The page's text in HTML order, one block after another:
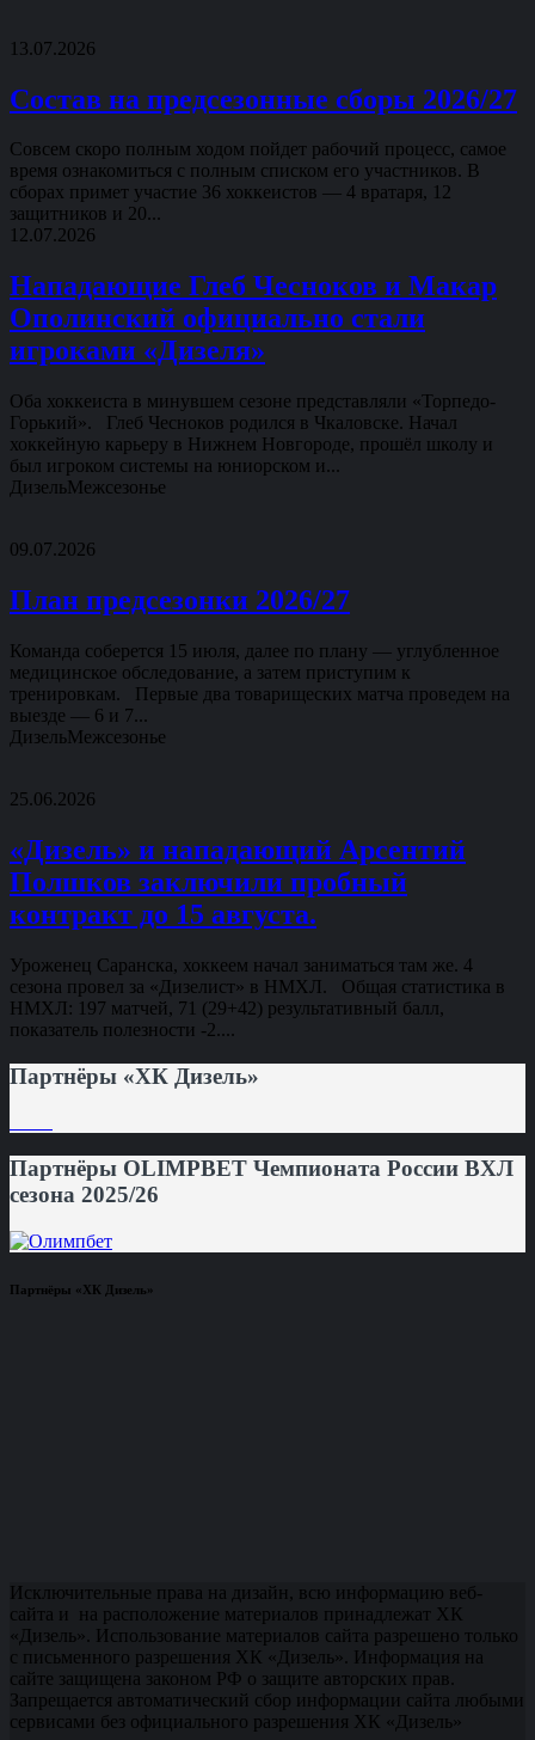
13.07.2026
Состав на предсезонные сборы 2026/27
Совсем скоро полным ходом пойдет рабочий процесс, самое
время ознакомиться с полным списком его участников. В
сборах примет участие 36 хоккеистов — 4 вратаря, 12
защитников и 20...
12.07.2026
Нападающие Глеб Чесноков и Макар
Ополинский официально стали
игроками «Дизеля»
Оба хоккеиста в минувшем сезоне представляли «Торпедо-
Горький». Глеб Чесноков родился в Чкаловске. Начал
хоккейную карьеру в Нижнем Новгороде, прошёл школу и
был игроком системы на юниорском и...
ДизельМежсезонье
09.07.2026
План предсезонки 2026/27
Команда соберется 15 июля, далее по плану — углубленное
медицинское обследование, а затем приступим к
тренировкам. Первые два товарищеских матча проведем на
выезде — 6 и 7...
ДизельМежсезонье
25.06.2026
«Дизель» и нападающий Арсентий
Полшков заключили пробный
контракт до 15 августа.
Уроженец Саранска, хоккеем начал заниматься там же. 4
сезона провел за «Дизелист» в НМХЛ. Общая статистика в
НМХЛ: 197 матчей, 71 (29+42) результативный балл,
показатель полезности -2....
Партнёры «ХК Дизель»
Партнёры OLIMPBET Чемпионата России ВХЛ
сезона 2025/26
Партнёры «ХК Дизель»
Исключительные права на дизайн, всю информацию веб-
сайта и на расположение материалов принадлежат ХК
«Дизель». Использование материалов сайта разрешено только
с письменного разрешения ХК «Дизель». Информация на
сайте защищена законом РФ о защите авторских прав.
Запрещается автоматический сбор информации сайта любыми
сервисами без официального разрешения ХК «Дизель»